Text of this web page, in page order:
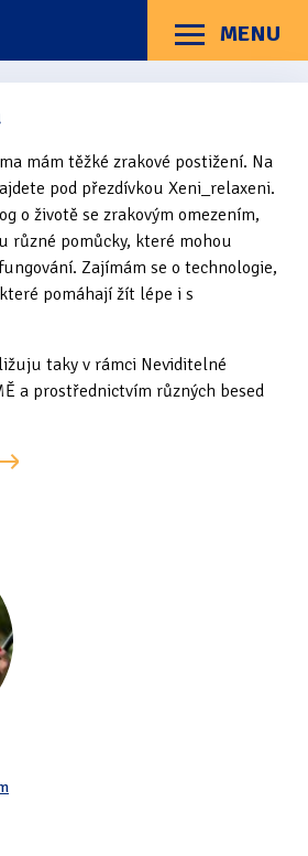
MENU
O Pélionu Kontakt
(85)
(66)
mám těžké zrakové postižení. Na
pod přezdívkou Xeni_relaxeni.
o životě se zrakovým omezením,
různé pomůcky, které mohou
Zajímám se o technologie,
pomáhají žít lépe i s
taky v rámci Neviditelné
a prostřednictvím různých besed